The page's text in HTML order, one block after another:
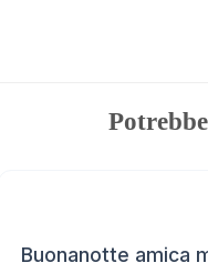
Buonanotte amica